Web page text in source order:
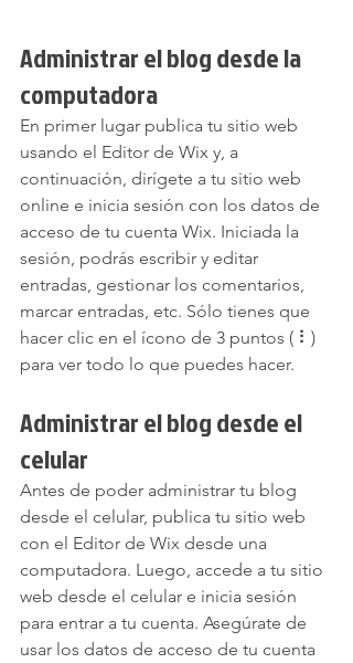
Administrar el blog desde la
computadora
En primer lugar publica tu sitio web
usando el Editor de Wix y, a
continuación, dirígete a tu sitio web
online e inicia sesión con los datos de
acceso de tu cuenta Wix. Iniciada la
sesión, podrás escribir y editar
entradas, gestionar los comentarios,
marcar entradas, etc. Sólo tienes que
hacer clic en el ícono de 3 puntos ( ⠇)
para ver todo lo que puedes hacer.
Administrar el blog desde el
celular
Antes de poder administrar tu blog
desde el celular, publica tu sitio web
con el Editor de Wix desde una
computadora. Luego, accede a tu sitio
web desde el celular e inicia sesión
para entrar a tu cuenta. Asegúrate de
usar los datos de acceso de tu cuenta